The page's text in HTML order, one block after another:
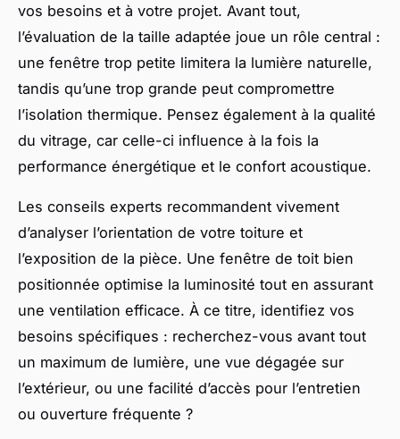
vos besoins et à votre projet. Avant tout,
l’évaluation de la taille adaptée joue un rôle central :
une fenêtre trop petite limitera la lumière naturelle,
tandis qu’une trop grande peut compromettre
l’isolation thermique. Pensez également à la qualité
du vitrage, car celle-ci influence à la fois la
performance énergétique et le confort acoustique.
Les conseils experts recommandent vivement
d’analyser l’orientation de votre toiture et
l’exposition de la pièce. Une fenêtre de toit bien
positionnée optimise la luminosité tout en assurant
une ventilation efficace. À ce titre, identifiez vos
besoins spécifiques : recherchez-vous avant tout
un maximum de lumière, une vue dégagée sur
l’extérieur, ou une facilité d’accès pour l’entretien
ou ouverture fréquente ?